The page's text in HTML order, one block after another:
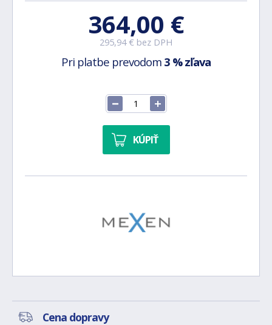
364,00 €
295,94 € bez DPH
Pri platbe prevodom 3 % zľava
KÚPIŤ
Cena dopravy